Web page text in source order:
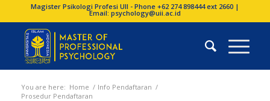
Magister Psikologi Profesi UII - Phone +62 274 898444 ext 2660 |
Email: psychology@uii.ac.id
You are here: Home / Info Pendaftaran /
Prosedur Pendaftaran